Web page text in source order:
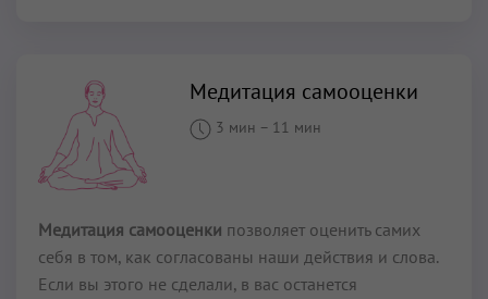
Медитация самооценки
3 мин – 11 мин
Медитация самооценки позволяет оценить самих
себя в том, как согласованы наши действия и слова.
Если вы этого не сделали, в вас останется